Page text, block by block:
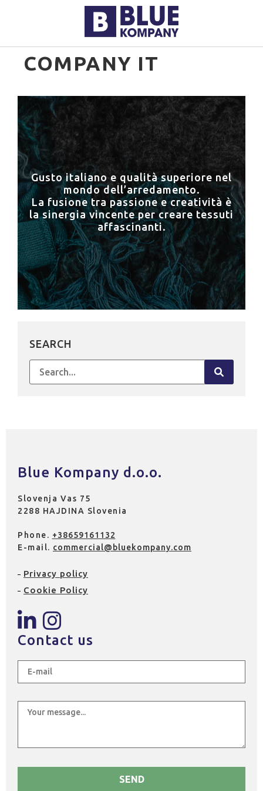
COMPANY IT
Gusto italiano e qualità superiore nel
mondo dell’arredamento.
La fusione tra passione e creatività è
la sinergia vincente per creare tessuti
affascinanti.
SEARCH
Search
for:
Blue Kompany d.o.o.
Slovenja Vas 75
2288 HAJDINA Slovenia
Phone. +38659161132
E-mail. commercial@bluekompany.com
Privacy policy
Cookie Policy
Contact us